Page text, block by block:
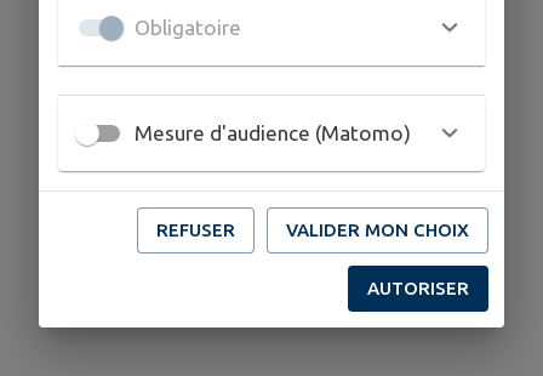
Obligatoire
Mesure d'audience (Matomo)
REFUSER VALIDER MON CHOIX
AUTORISER